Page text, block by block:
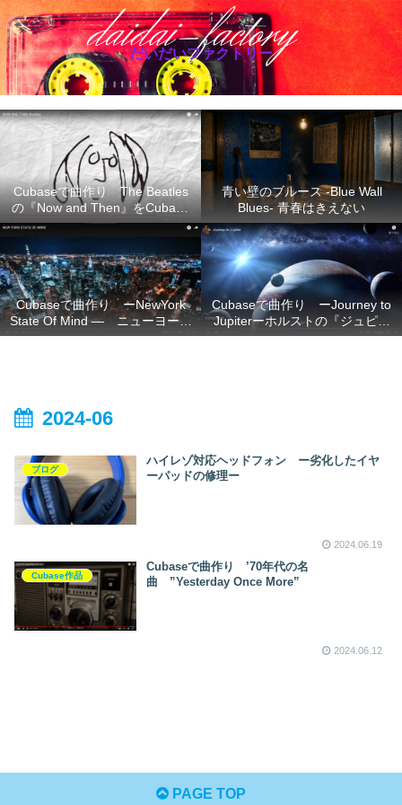
だいだいファクトリー
Cubaseで曲作り The Beatles
の『Now and Then』をCubase
で再現
青い壁のブルース -Blue Wall
Blues- 青春はきえない
Cubaseで曲作り ーNewYork
State Of Mind ― ニューヨーク
の想い
Cubaseで曲作り ーJourney to
Jupiterーホルストの『ジュピタ
ー』の不朽のメロディーを
2024-06
ブログ
ハイレゾ対応ヘッドフォン ー劣化したイヤ
ーパッドの修理ー
2024.06.19
Cubase作品
Cubaseで曲作り ’70年代の名
曲 ”Yesterday Once More”
2024.06.12
PAGE TOP